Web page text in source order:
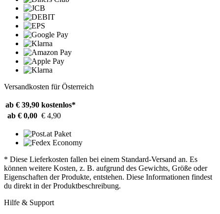
Versandkosten für Österreich
ab € 39,90 kostenlos*
ab € 0,00 € 4,90
* Diese Lieferkosten fallen bei einem Standard-Versand an. Es
können weitere Kosten, z. B. aufgrund des Gewichts, Größe oder
Eigenschaften der Produkte, entstehen. Diese Informationen findest
du direkt in der Produktbeschreibung.
Hilfe & Support